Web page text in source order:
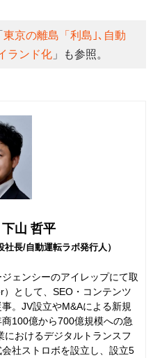
東京の離島「利島｣､自動
ランド化 」も参照。
山 哲平
社長/自動運転ラボ発行人）
ェンシーのアイレップにて取
として、SEO・コンテンツ
。JV設立やM&Aによる新規
100億から700億規模への急
おけるデジタルトランスフ
社ストロボを設立し、設立5